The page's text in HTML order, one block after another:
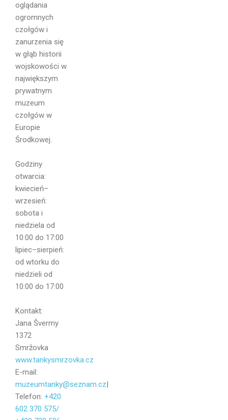
oglądania
ogromnych
czołgów i
zanurzenia się
w głąb historii
wojskowości w
największym
prywatnym
muzeum
czołgów w
Europie
Środkowej.
Godziny
otwarcia:
kwiecień–
wrzesień:
sobota i
niedziela od
10:00 do 17:00
lipiec–sierpień:
od wtorku do
niedzieli od
10:00 do 17:00
Kontakt:
Jana Švermy
1372
Smržovka
www.tankysmrzovka.cz
E-mail:
muzeumtanky@seznam.cz|
Telefon: +420
602 370 575/
Nazwisko
Email